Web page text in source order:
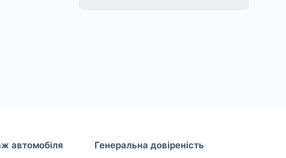
автомобіля Генеральна довіреність